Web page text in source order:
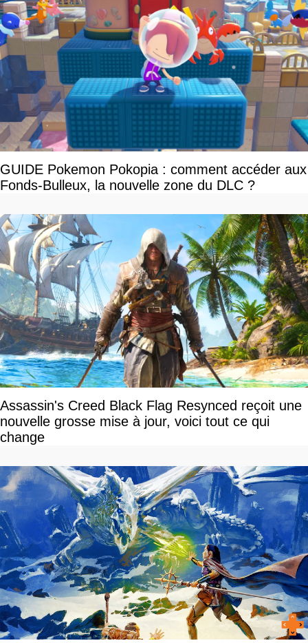
GUIDE Pokemon Pokopia : comment accéder aux
Fonds-Bulleux, la nouvelle zone du DLC ?
Assassin's Creed Black Flag Resynced reçoit une
nouvelle grosse mise à jour, voici tout ce qui
change